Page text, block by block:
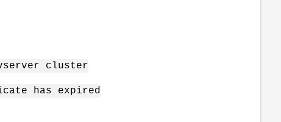
cluster
has expired